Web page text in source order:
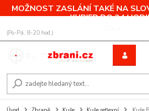
MOŽNOST ZASLÁNÍ TAKÉ NA
KURIER DO 24
(Po-Pá, 8-20 hod.)